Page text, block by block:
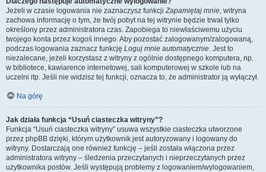
Jeżeli w czasie logowania nie zaznaczysz funkcjiZapamiętaj mnie, witryna
zachowa informację o tym, że twój pobyt na tej witrynie będzie trwał tylko
określony przez administratora czas. Zapobiega to niewłaściwemu użyciu
twojego konta przez kogoś innego. Aby pozostać zalogowanym/zalogowaną,
podczas logowania zaznacz funkcję Loguj mnie automatycznie. Jest to
niezalecane, jeżeli korzystasz z witryny z ogólnie dostępnego komputera, np.
w bibliotece, kawiarence internetowej, sali komputerowej w szkole lub na
uczelni itp. Jeśli nie widzisz tej funkcji, oznacza to, że administrator ją wyłączył.
Na górę
Jak działa funkcja “Usuń ciasteczka witryny”?
Funkcja “Usuń ciasteczka witryny” usuwa wszystkie ciasteczka utworzone
przez phpBB dzięki, którym użytkownik jest autoryzowany i logowany do
witryny. Dostarczają one również funkcję – jeśli została włączona przez
administratora witryny – śledzenia przeczytanych i nieprzeczytanych przez
użytkownika postów. Jeśli występują problemy z logowaniem/wylogowaniem,